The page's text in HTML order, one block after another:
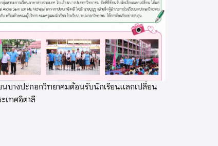
ยนบางปะกอกวิทยาคมต้อนรับนักเรียนแลกเปลี่ยน
เทศอิตาลี